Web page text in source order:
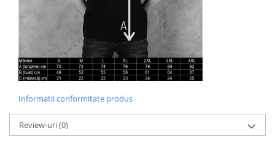
Informatii conformitate produs
Review-uri(0)